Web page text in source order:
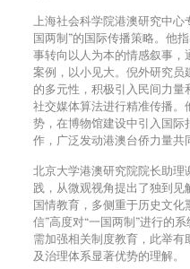
上海社会科学院港澳研究中
国两制”的国际传播策略。他
事转向以人为本的情感叙事
案例，以小见大。倪外研究
的多元性，积极引入民间力
社交媒体算法进行精准传播
势，在博物馆建设中引入国
作，广泛发动港澳台侨力量共
北京大学港澳研究院院长助
践，从微观视角提出了独到
国情教育，多侧重于历史文化
信”高度对“一国两制”进行的
需加强相关制度教育，此举
及治理体系显著优势的理解。